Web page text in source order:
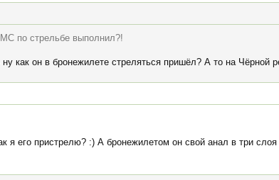
по стрельбе выполнил?!
как он в бронежилете стреляться пришёл? А то на Чёрной
я его пристрелю? :) А бронежилетом он свой анал в три